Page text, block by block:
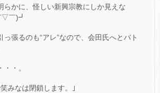
らかに、怪しい新興宗教にしか見えな
▽￣)┛
っ張るのも“アレ”なので、会田氏へとバト
・。
笑みなは閉鎖します。｣